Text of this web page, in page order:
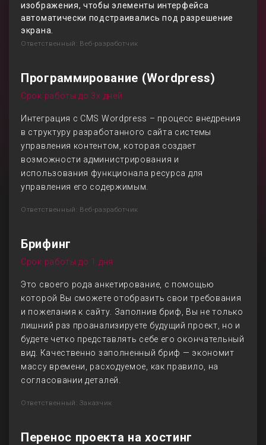
изображения, чтобы элементы интерфейса
автоматически подстраивались под разрешение
экрана.
Ответственный: Веб-разработчик
Программирование (Wordpress)
Срок работы до 3х дней
Интеграция с CMS Wordpress – процесс внедрения
в структуру разработанного сайта системы
управления контентом, которая создает
возможности администрирования и
использования функционала ресурса для
управления его содержимым.
Ответственный: Веб-разработчик
Брифинг
Срок работы до 1 дня
Это своего рода анкетирование, с помощью
которой Вы сможете отобразить свои требования
и пожелания к сайту. Заполнив бриф, Вы не только
лишний раз проанализируете будущий проект, но и
будете четко представлять себе его окончательный
вид. Качественно заполненный бриф — экономит
массу времени, расходуемое, как правило, на
согласовании деталей.
Ответственный: Заказчик
Перенос проекта на хостинг